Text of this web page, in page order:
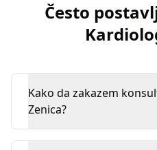
Često
Kako da zakazem
Zenica?